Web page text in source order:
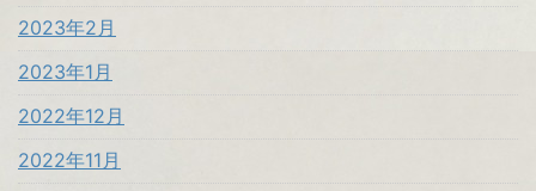
2023年2月
2023年1月
2022年12月
2022年11月